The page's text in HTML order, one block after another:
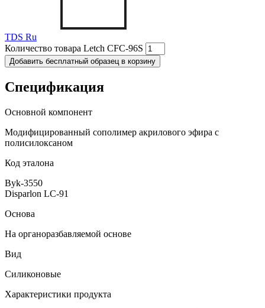
TDS Ru
Количество товара Letch CFC-96S
Добавить бесплатный образец в корзину
Спецификация
Основной компонент
Модифицированный сополимер акрилового эфира с
полисилоксаном
Код эталона
Byk-3550
Disparlon LC-91
Основа
На органоразбавляемой основе
Вид
Силиконовые
Характеристики продукта